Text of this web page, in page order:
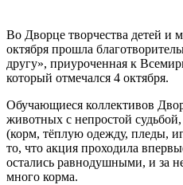
Во Дворце творчества детей и
октября прошла
другу», приуроченная к
который отмечался 4 октября.
Обучающиеся коллективов
животных с непростой
(корм, тёплую одежду, пледы,
то, что акция проходила
остались равнодушными, и за
много корма.